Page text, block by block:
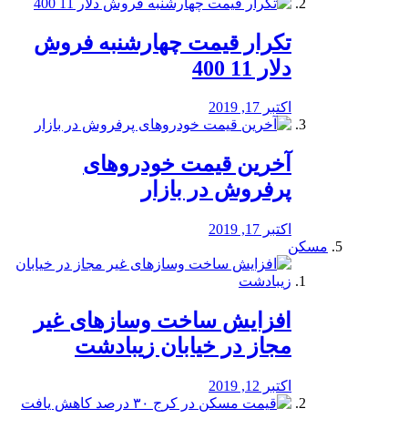
تکرار قیمت چهارشنبه فروش
دلار 11 400
اکتبر 17, 2019
آخرین قیمت خودرو‌های
پرفروش در بازار
اکتبر 17, 2019
مسکن
افزایش ساخت وسازهای غیر
مجاز در خیابان زیبادشت
اکتبر 12, 2019